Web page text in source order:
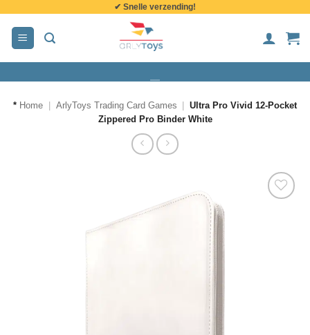
inhoud
✔ Snelle verzending!
* Home ArlyToys Trading Card Games
Ultra Pro Vivid 12-Pocket
Zippered Pro Binder White